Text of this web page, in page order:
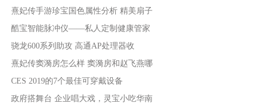
熹妃传手游珍宝国色属性分析 精美扇子
酷宝智能脉冲仪——私人定制健康管家
骁龙600系列助攻 高通AP处理器收
熹妃传窦漪房怎么样 窦漪房和赵飞燕哪
CES 2019的7个最佳可穿戴设备
政府搭舞台 企业唱大戏，灵宝小吃华南